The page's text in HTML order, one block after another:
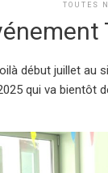
TOUTES
début juillet au
qui va bientôt